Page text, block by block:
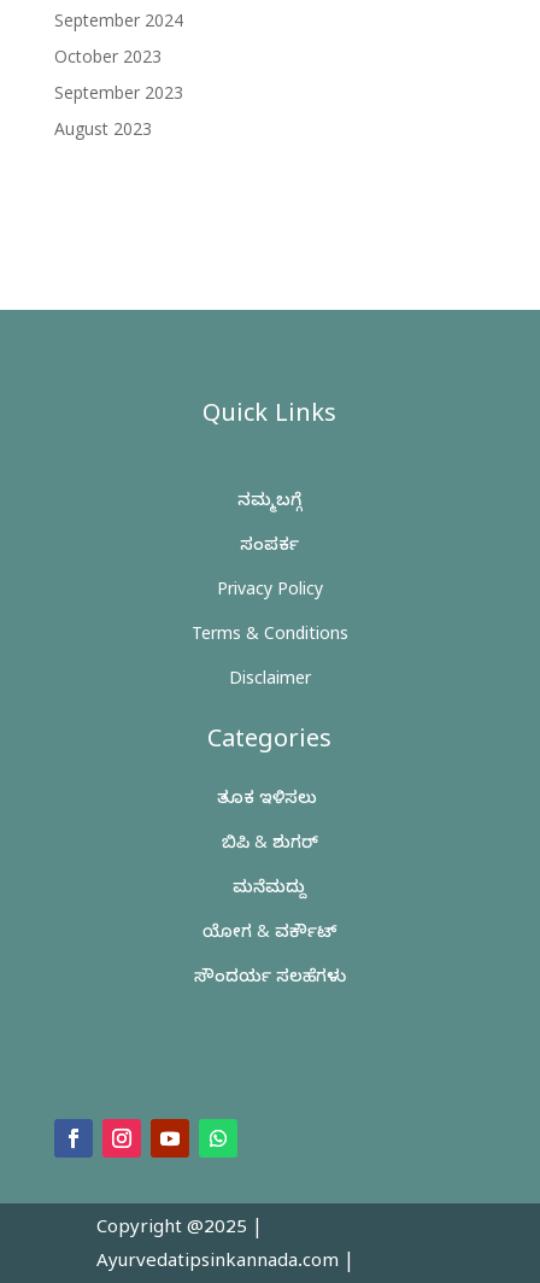
September 2024
October 2023
September 2023
August 2023
Quick Links
ನಮ್ಮ ಬಗ್ಗೆ
ಸಂಪರ್ಕ
Privacy Policy
Terms & Conditions
Disclaimer
Categories
ತೂಕ ಇಳಿಸಲು
ಬಿಪಿ & ಶುಗರ್
ಮನೆಮದ್ದು
ಯೋಗ & ವರ್ಕೌಟ್
ಸೌಂದರ್ಯ ಸಲಹೆಗಳು
Copyright @2025 |
Ayurvedatipsinkannada.com